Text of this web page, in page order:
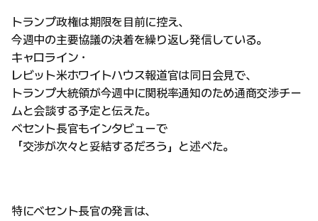
トランプ政権は期限を目前に控え、
今週中の主要協議の決着を繰り返し発信している。
キャロライン・
レビット米ホワイトハウス報道官は同日会見で、
トランプ大統領が今週中に関税率通知のため通商交渉チー
ムと会談する予定と伝えた。
ベセント長官もインタビューで
「交渉が次々と妥結するだろう」と述べた。
特にベセント長官の発言は、